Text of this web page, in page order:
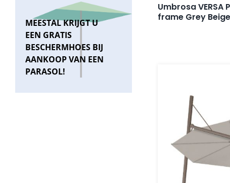
Umbrosa
frame Grey
MEESTAL KRIJGT U
EEN GRATIS
BESCHERMHOES BIJ
AANKOOP VAN EEN
PARASOL!